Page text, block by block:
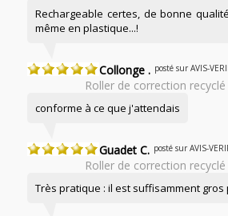
Rechargeable certes, de bonne
même en plastique...!
Collonge . posté sur AVIS-
Roller de correction
conforme à ce que j'attendais
Guadet C. posté sur AVIS-
Roller de correction
Très pratique : il est suffisamment